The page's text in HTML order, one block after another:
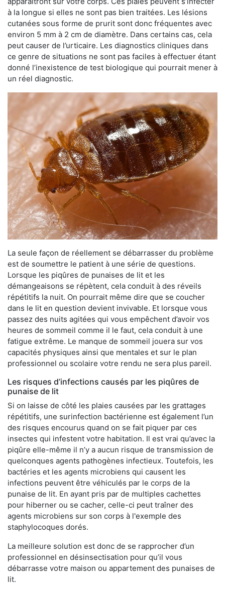
à la longue si elles ne sont pas bien traitées. Les lésions
cutanées sous forme de prurit sont donc fréquentes avec
environ 5 mm à 2 cm de diamètre. Dans certains cas, cela
peut causer de l’urticaire. Les diagnostics cliniques dans
ce genre de situations ne sont pas faciles à effectuer étant
donné l’inexistence de test biologique qui pourrait mener à
un réel diagnostic.
La seule façon de réellement se débarrasser du problème
est de soumettre le patient à une série de questions.
Lorsque les piqûres de punaises de lit et les
démangeaisons se répètent, cela conduit à des réveils
répétitifs la nuit. On pourrait même dire que se coucher
dans le lit en question devient invivable. Et lorsque vous
passez des nuits agitées qui vous empêchent d’avoir vos
heures de sommeil comme il le faut, cela conduit à une
fatigue extrême. Le manque de sommeil jouera sur vos
capacités physiques ainsi que mentales et sur le plan
professionnel ou scolaire votre rendu ne sera plus pareil.
Les risques d’infections causés par les piqûres de
punaise de lit
Si on laisse de côté les plaies causées par les grattages
répétitifs, une surinfection bactérienne est également l’un
des risques encourus quand on se fait piquer par ces
insectes qui infestent votre habitation. Il est vrai qu’avec la
piqûre elle-même il n’y a aucun risque de transmission de
quelconques agents pathogènes infectieux. Toutefois, les
bactéries et les agents microbiens qui causent les
infections peuvent être véhiculés par le corps de la
punaise de lit. En ayant pris par de multiples cachettes
pour hiberner ou se cacher, celle-ci peut traîner des
agents microbiens sur son corps à l'exemple des
staphylocoques dorés.
La meilleure solution est donc de se rapprocher d’un
professionnel en désinsectisation pour qu’il vous
débarrasse votre maison ou appartement des punaises de
lit.